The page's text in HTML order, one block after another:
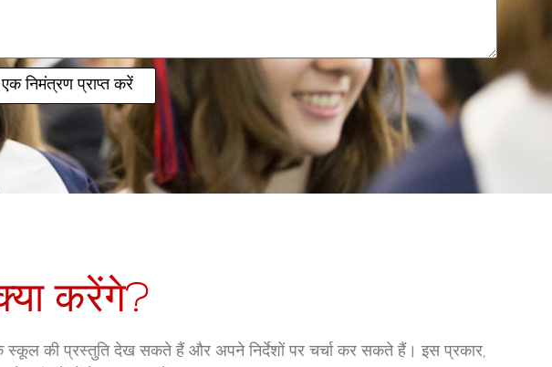
एक निमंत्रण प्राप्त करें
करेंगे?
स्कूल की प्रस्तुति देख सकते हैं और अपने निर्देशों पर चर्चा कर सकते हैं। इस प्रकार,